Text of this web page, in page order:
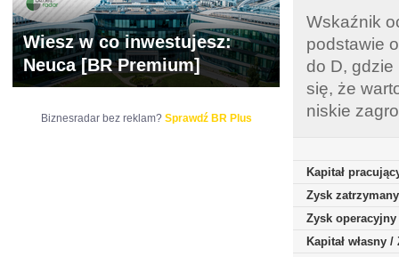
Wskaźnik
podstawie
do D, gdzie
się, że
niskie
Kapitał
Zysk
Zysk operacyjny
Kapitał własny
Wiesz w co inwestujesz:
Neuca [BR Premium]
Biznesradar bez reklam? Sprawdź BR Plus